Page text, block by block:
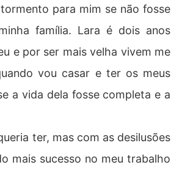
para mim se não fosse
família. Lara é dois anos
e por ser mais velha vivem me
vou casar e ter os meus
a vida dela fosse completa e a
ter, mas com as desilusões
mais sucesso no meu trabalho